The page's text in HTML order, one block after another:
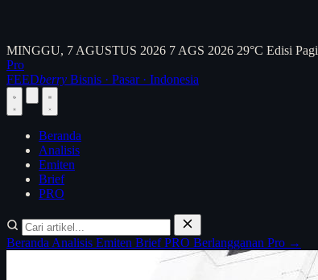
MINGGU, 7 AGUSTUS 2026 7 AGS 2026 29°C Edisi Pagi
Pro
FEEDberry Bisnis · Pasar · Indonesia
Beranda
Analisis
Emiten
Brief
PRO
Beranda Analisis Emiten BriefPRO Berlangganan Pro →